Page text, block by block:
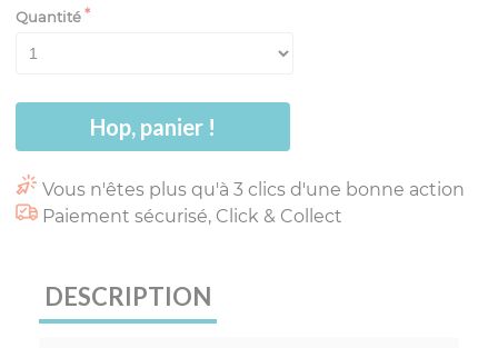
Quantité
Hop, panier !
Vous n'êtes plus qu'à 3 clics d'une bonne action
Paiement sécurisé, Click & Collect
DESCRIPTION